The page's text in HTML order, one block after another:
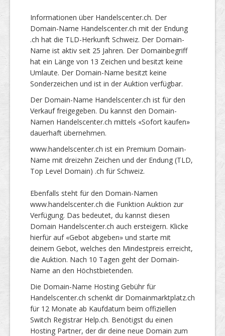
Informationen über Handelscenter.ch. Der
Domain-Name Handelscenter.ch mit der Endung
.ch hat die TLD-Herkunft Schweiz. Der Domain-
Name ist aktiv seit 25 Jahren. Der Domainbegriff
hat ein Länge von 13 Zeichen und besitzt keine
Umlaute. Der Domain-Name besitzt keine
Sonderzeichen und ist in der Auktion verfügbar.
Der Domain-Name Handelscenter.ch ist für den
Verkauf freigegeben. Du kannst den Domain-
Namen Handelscenter.ch mittels «Sofort kaufen»
dauerhaft übernehmen.
www.handelscenter.ch ist ein Premium Domain-
Name mit dreizehn Zeichen und der Endung (TLD,
Top Level Domain) .ch für Schweiz.
Ebenfalls steht für den Domain-Namen
www.handelscenter.ch die Funktion Auktion zur
Verfügung. Das bedeutet, du kannst diesen
Domain Handelscenter.ch auch ersteigern. Klicke
hierfür auf «Gebot abgeben» und starte mit
deinem Gebot, welches den Mindestpreis erreicht,
die Auktion. Nach 10 Tagen geht der Domain-
Name an den Höchstbietenden.
Die Domain-Name Hosting Gebühr für
Handelscenter.ch schenkt dir Domainmarktplatz.ch
für 12 Monate ab Kaufdatum beim offiziellen
Switch Registrar Help.ch. Benötigst du einen
Hosting Partner, der dir deine neue Domain zum